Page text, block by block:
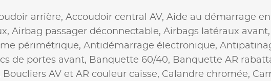
arrière, Accoudoir central AV, Aide au démarrage
Airbag passager déconnectable, Airbags latéraux avant,
périmétrique, Antidémarrage électronique,
de portes avant, Banquette 60/40, Banquette AR
Boucliers AV et AR couleur caisse, Calandre chromée,